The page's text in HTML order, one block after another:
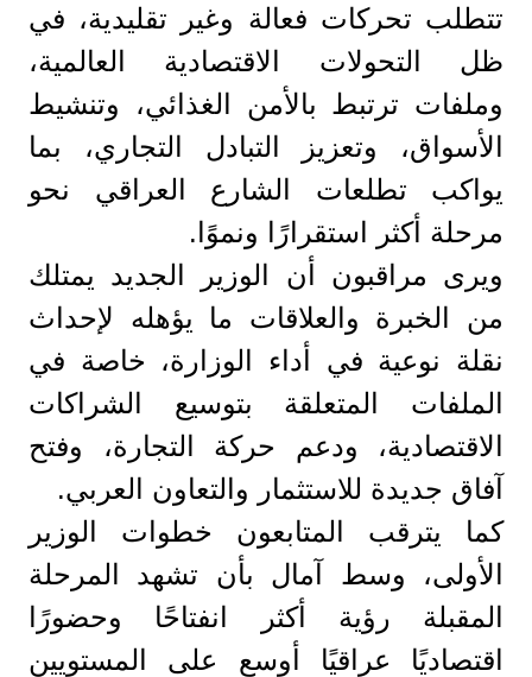
تتطلب تحركات فعالة وغير تقليدية، في
ظل التحولات الاقتصادية العالمية،
وملفات ترتبط بالأمن الغذائي، وتنشيط
الأسواق، وتعزيز التبادل التجاري، بما
يواكب تطلعات الشارع العراقي نحو
مرحلة أكثر استقرارًا ونموًا.
ويرى مراقبون أن الوزير الجديد يمتلك
من الخبرة والعلاقات ما يؤهله لإحداث
نقلة نوعية في أداء الوزارة، خاصة في
الملفات المتعلقة بتوسيع الشراكات
الاقتصادية، ودعم حركة التجارة، وفتح
آفاق جديدة للاستثمار والتعاون العربي.
كما يترقب المتابعون خطوات الوزير
الأولى، وسط آمال بأن تشهد المرحلة
المقبلة رؤية أكثر انفتاحًا وحضورًا
اقتصاديًا عراقيًا أوسع على المستويين